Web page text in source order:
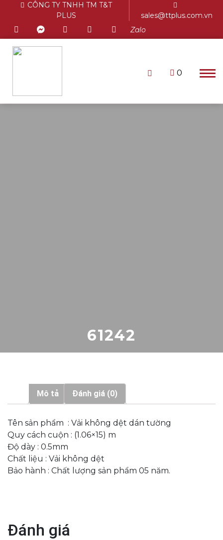
CÔNG TY TNHH TM T&T
PLUS
sales@ttplus.com.vn
Zalo
0
61242
Mô tả Đánh giá (0)
Tên sản phẩm : Vải không dệt dán tường
Quy cách cuộn : (1.06×15) m
Độ dày : 0.5mm
Chất liệu : Vải không dệt
Bảo hành : Chất lượng sản phẩm 05 năm.
Đánh giá